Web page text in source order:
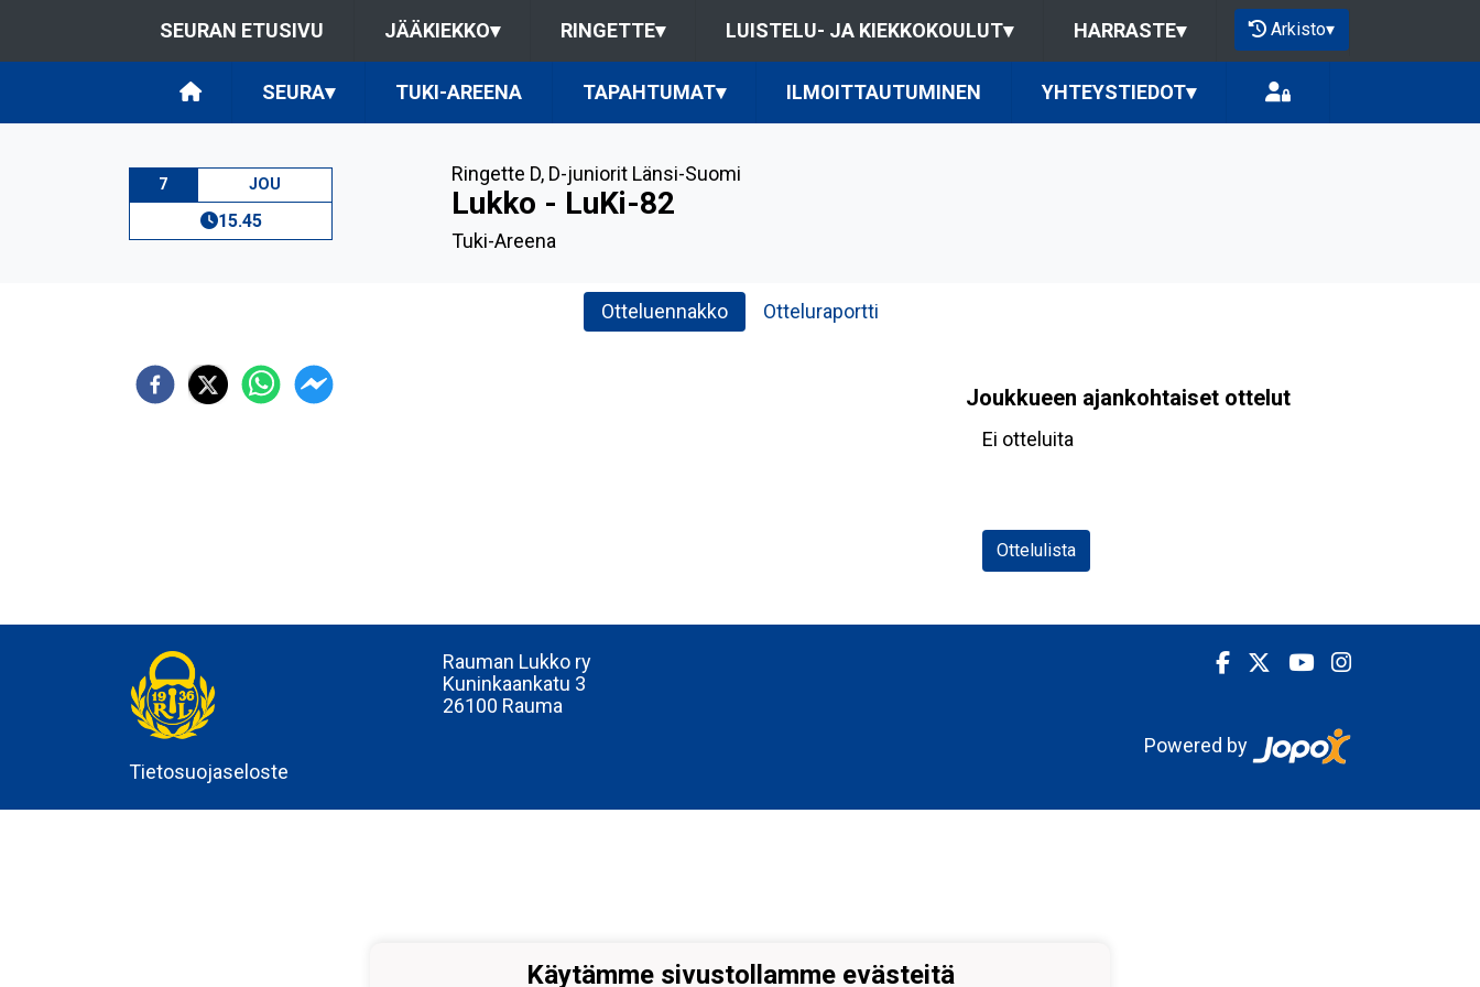
SEURAN ETUSIVU JÄÄKIEKKO▾ RINGETTE▾ LUISTELU- JA KIEKKOKOULUT▾ HARRASTE▾ Arkisto▾
SEURA▾ TUKI-AREENA TAPAHTUMAT▾ ILMOITTAUTUMINEN YHTEYSTIEDOT▾
7 JOU
15.45
Ringette D, D-juniorit Länsi-Suomi
Lukko - LuKi-82
Tuki-Areena
Otteluennakko Otteluraportti
Joukkueen ajankohtaiset ottelut
Ei otteluita
Ottelulista
Tietosuojaseloste
Rauman Lukko ry
Kuninkaankatu 3
26100 Rauma
Powered by
Käytämme sivustollamme evästeitä